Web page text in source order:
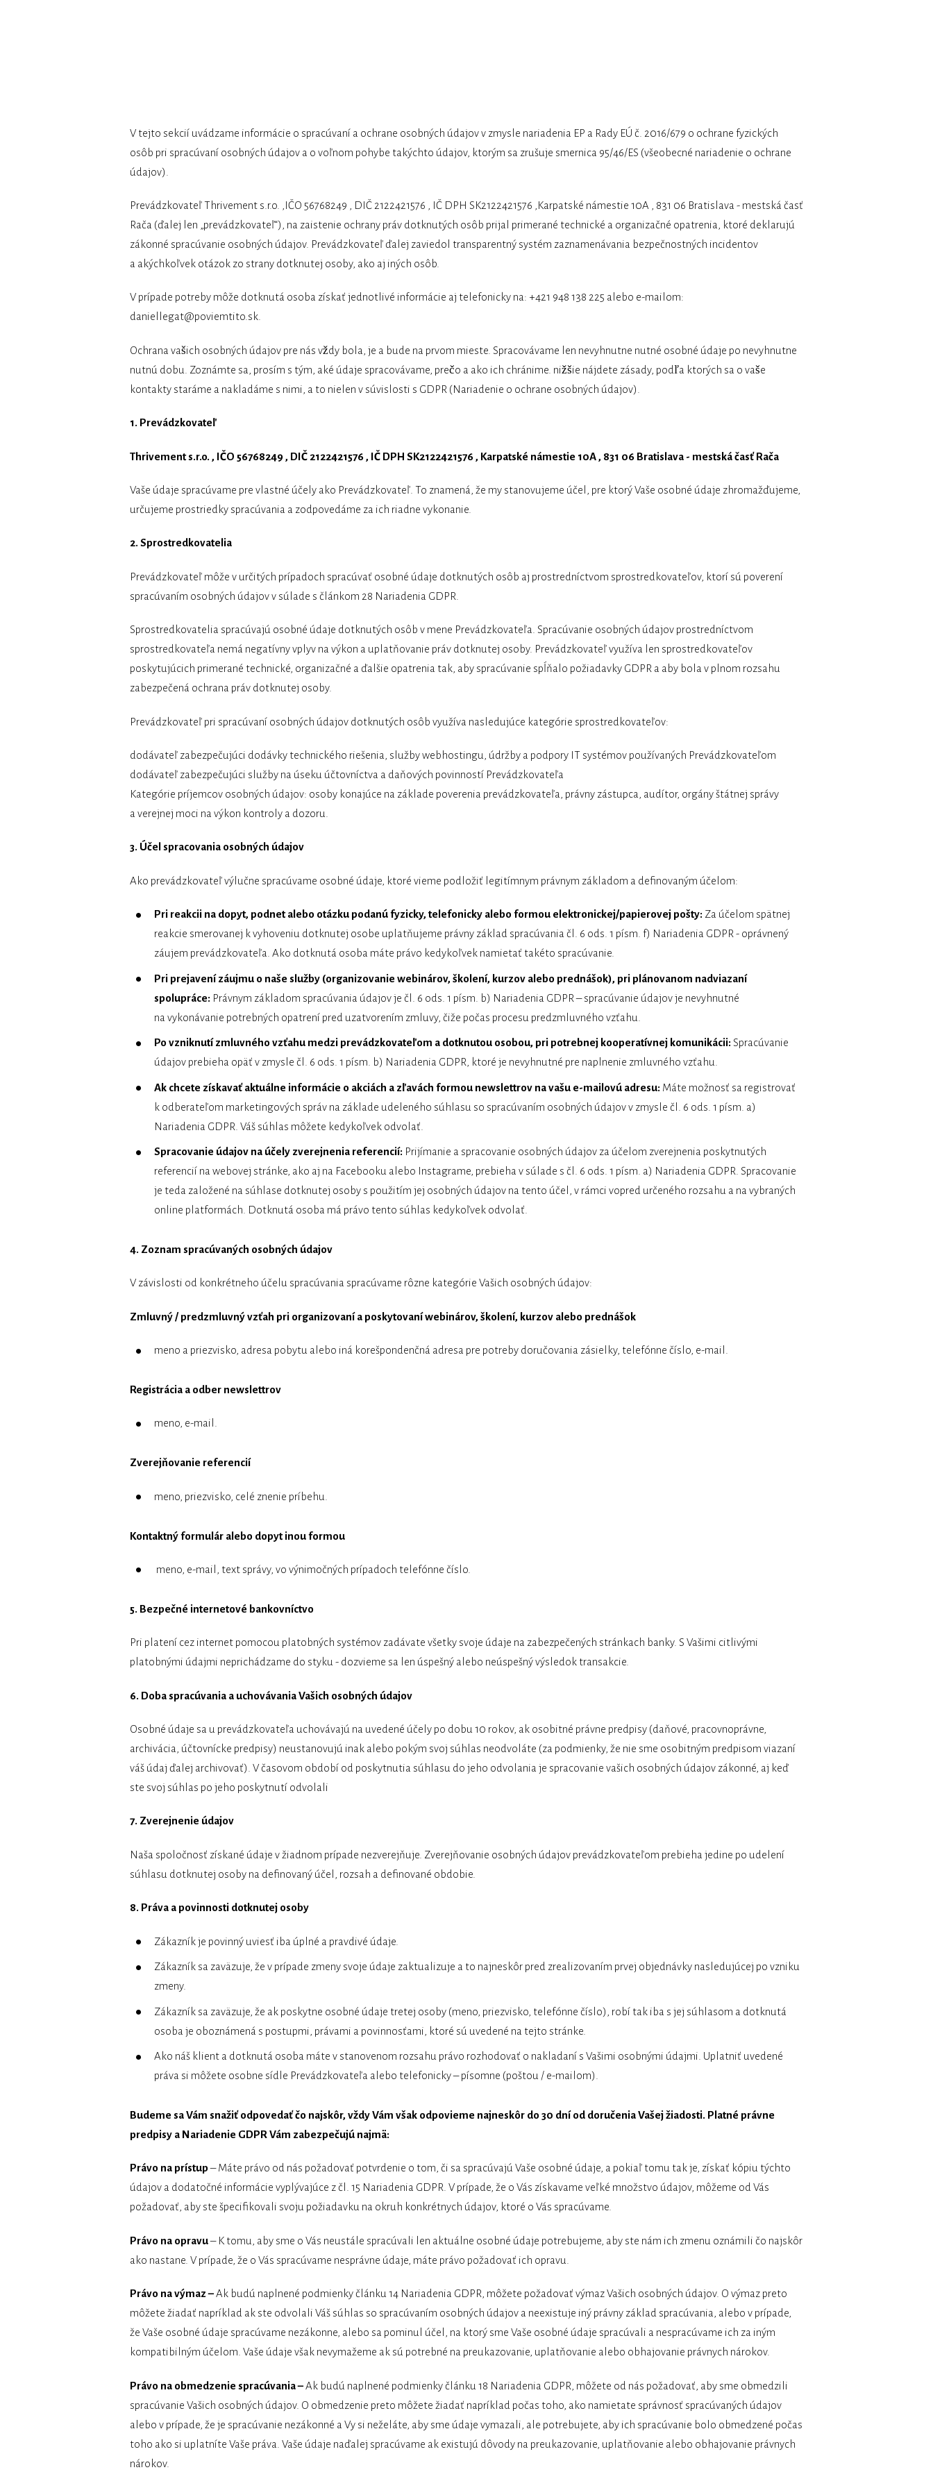
V tejto sekcií uvádzame informácie o spracúvaní a ochrane osobných údajov v zmysle nariadenia EP a Rady EÚ č. 2016/679 o ochrane fyzických
osôb pri spracúvaní osobných údajov a o voľnom pohybe takýchto údajov, ktorým sa zrušuje smernica 95/46/ES (všeobecné nariadenie o ochrane
údajov).
Prevádzkovateľ Thrivement s.r.o. ,IČO 56768249 , DIČ 2122421576 , IČ DPH SK2122421576 ,Karpatské námestie 10A , 831 06 Bratislava - mestská časť
Rača (ďalej len „prevádzkovateľ“), na zaistenie ochrany práv dotknutých osôb prijal primerané technické a organizačné opatrenia, ktoré deklarujú
zákonné spracúvanie osobných údajov. Prevádzkovateľ ďalej zaviedol transparentný systém zaznamenávania bezpečnostných incidentov
a akýchkoľvek otázok zo strany dotknutej osoby, ako aj iných osôb.
V prípade potreby môže dotknutá osoba získať jednotlivé informácie aj telefonicky na: +421 948 138 225 alebo e-mailom:
daniellegat@poviemtito.sk.
Ochrana vašich osobných údajov pre nás vždy bola, je a bude na prvom mieste. Spracovávame len nevyhnutne nutné osobné údaje po nevyhnutne
nutnú dobu. Zoznámte sa, prosím s tým, aké údaje spracovávame, prečo a ako ich chránime. nižšie nájdete zásady, podľa ktorých sa o vaše
kontakty staráme a nakladáme s nimi, a to nielen v súvislosti s GDPR (Nariadenie o ochrane osobných údajov).
1. Prevádzkovateľ
Thrivement s.r.o. , IČO 56768249 , DIČ 2122421576 , IČ DPH SK2122421576 , Karpatské námestie 10A , 831 06 Bratislava - mestská časť Rača
Vaše údaje spracúvame pre vlastné účely ako Prevádzkovateľ. To znamená, že my stanovujeme účel, pre ktorý Vaše osobné údaje zhromažďujeme,
určujeme prostriedky spracúvania a zodpovedáme za ich riadne vykonanie.
2. Sprostredkovatelia
Prevádzkovateľ môže v určitých prípadoch spracúvať osobné údaje dotknutých osôb aj prostredníctvom sprostredkovateľov, ktorí sú poverení
spracúvaním osobných údajov v súlade s článkom 28 Nariadenia GDPR.
Sprostredkovatelia spracúvajú osobné údaje dotknutých osôb v mene Prevádzkovateľa. Spracúvanie osobných údajov prostredníctvom
sprostredkovateľa nemá negatívny vplyv na výkon a uplatňovanie práv dotknutej osoby. Prevádzkovateľ využíva len sprostredkovateľov
poskytujúcich primerané technické, organizačné a ďalšie opatrenia tak, aby spracúvanie spĺňalo požiadavky GDPR a aby bola v plnom rozsahu
zabezpečená ochrana práv dotknutej osoby.
Prevádzkovateľ pri spracúvaní osobných údajov dotknutých osôb využíva nasledujúce kategórie sprostredkovateľov:
dodávateľ zabezpečujúci dodávky technického riešenia, služby webhostingu, údržby a podpory IT systémov používaných Prevádzkovateľom
dodávateľ zabezpečujúci služby na úseku účtovníctva a daňových povinností Prevádzkovateľa
Kategórie príjemcov osobných údajov: osoby konajúce na základe poverenia prevádzkovateľa, právny zástupca, audítor, orgány štátnej správy
a verejnej moci na výkon kontroly a dozoru.
3. Účel spracovania osobných údajov
Ako prevádzkovateľ výlučne spracúvame osobné údaje, ktoré vieme podložiť legitímnym právnym základom a definovaným účelom:
Pri reakcii na dopyt, podnet alebo otázku podanú fyzicky, telefonicky alebo formou elektronickej/papierovej pošty: Za účelom spätnej
reakcie smerovanej k vyhoveniu dotknutej osobe uplatňujeme právny základ spracúvania čl. 6 ods. 1 písm. f) Nariadenia GDPR - oprávnený
záujem prevádzkovateľa. Ako dotknutá osoba máte právo kedykoľvek namietať takéto spracúvanie.
Pri prejavení záujmu o naše služby (organizovanie webinárov, školení, kurzov alebo prednášok), pri plánovanom nadviazaní
spolupráce: Právnym základom spracúvania údajov je čl. 6 ods. 1 písm. b) Nariadenia GDPR – spracúvanie údajov je nevyhnutné
na vykonávanie potrebných opatrení pred uzatvorením zmluvy, čiže počas procesu predzmluvného vzťahu.
Po vzniknutí zmluvného vzťahu medzi prevádzkovateľom a dotknutou osobou, pri potrebnej kooperatívnej komunikácii: Spracúvanie
údajov prebieha opäť v zmysle čl. 6 ods. 1 písm. b) Nariadenia GDPR, ktoré je nevyhnutné pre naplnenie zmluvného vzťahu.
Ak chcete získavať aktuálne informácie o akciách a zľavách formou newslettrov na vašu e-mailovú adresu: Máte možnosť sa registrovať
k odberateľom marketingových správ na základe udeleného súhlasu so spracúvaním osobných údajov v zmysle čl. 6 ods. 1 písm. a)
Nariadenia GDPR. Váš súhlas môžete kedykoľvek odvolať.
Spracovanie údajov na účely zverejnenia referencií: Prijímanie a spracovanie osobných údajov za účelom zverejnenia poskytnutých
referencií na webovej stránke, ako aj na Facebooku alebo Instagrame, prebieha v súlade s čl. 6 ods. 1 písm. a) Nariadenia GDPR. Spracovanie
je teda založené na súhlase dotknutej osoby s použitím jej osobných údajov na tento účel, v rámci vopred určeného rozsahu a na vybraných
online platformách. Dotknutá osoba má právo tento súhlas kedykoľvek odvolať.
4. Zoznam spracúvaných osobných údajov
V závislosti od konkrétneho účelu spracúvania spracúvame rôzne kategórie Vašich osobných údajov:
Zmluvný / predzmluvný vzťah pri organizovaní a poskytovaní webinárov, školení, kurzov alebo prednášok
meno a priezvisko, adresa pobytu alebo iná korešpondenčná adresa pre potreby doručovania zásielky, telefónne číslo, e-mail.
Registrácia a odber newslettrov
meno, e-mail.
Zverejňovanie referencií
meno, priezvisko, celé znenie príbehu.
Kontaktný formulár alebo dopyt inou formou
meno, e-mail, text správy, vo výnimočných prípadoch telefónne číslo.
5. Bezpečné internetové bankovníctvo
Pri platení cez internet pomocou platobných systémov zadávate všetky svoje údaje na zabezpečených stránkach banky. S Vašimi citlivými
platobnými údajmi neprichádzame do styku - dozvieme sa len úspešný alebo neúspešný výsledok transakcie.
6. Doba spracúvania a uchovávania Vašich osobných údajov
Osobné údaje sa u prevádzkovateľa uchovávajú na uvedené účely po dobu 10 rokov, ak osobitné právne predpisy (daňové, pracovnoprávne,
archivácia, účtovnícke predpisy) neustanovujú inak alebo pokým svoj súhlas neodvoláte (za podmienky, že nie sme osobitným predpisom viazaní
váš údaj ďalej archivovať). V časovom období od poskytnutia súhlasu do jeho odvolania je spracovanie vašich osobných údajov zákonné, aj keď
ste svoj súhlas po jeho poskytnutí odvolali
7. Zverejnenie údajov
Naša spoločnosť získané údaje v žiadnom prípade nezverejňuje. Zverejňovanie osobných údajov prevádzkovateľom prebieha jedine po udelení
súhlasu dotknutej osoby na definovaný účel, rozsah a definované obdobie.
8. Práva a povinnosti dotknutej osoby
Zákazník je povinný uviesť iba úplné a pravdivé údaje.
Zákazník sa zaväzuje, že v prípade zmeny svoje údaje zaktualizuje a to najneskôr pred zrealizovaním prvej objednávky nasledujúcej po vzniku
zmeny.
Zákazník sa zaväzuje, že ak poskytne osobné údaje tretej osoby (meno, priezvisko, telefónne číslo), robí tak iba s jej súhlasom a dotknutá
osoba je oboznámená s postupmi, právami a povinnosťami, ktoré sú uvedené na tejto stránke.
Ako náš klient a dotknutá osoba máte v stanovenom rozsahu právo rozhodovať o nakladaní s Vašimi osobnými údajmi. Uplatniť uvedené
práva si môžete osobne sídle Prevádzkovateľa alebo telefonicky – písomne (poštou / e-mailom).
Budeme sa Vám snažiť odpovedať čo najskôr, vždy Vám však odpovieme najneskôr do 30 dní od doručenia Vašej žiadosti. Platné právne
predpisy a Nariadenie GDPR Vám zabezpečujú najmä:
Právo na prístup– Máte právo od nás požadovať potvrdenie o tom, či sa spracúvajú Vaše osobné údaje, a pokiaľ tomu tak je, získať kópiu týchto
údajov a dodatočné informácie vyplývajúce z čl. 15 Nariadenia GDPR. V prípade, že o Vás získavame veľké množstvo údajov, môžeme od Vás
požadovať, aby ste špecifikovali svoju požiadavku na okruh konkrétnych údajov, ktoré o Vás spracúvame.
Právo na opravu– K tomu, aby sme o Vás neustále spracúvali len aktuálne osobné údaje potrebujeme, aby ste nám ich zmenu oznámili čo najskôr
ako nastane. V prípade, že o Vás spracúvame nesprávne údaje, máte právo požadovať ich opravu.
Právo na výmaz –Ak budú naplnené podmienky článku 14 Nariadenia GDPR, môžete požadovať výmaz Vašich osobných údajov. O výmaz preto
môžete žiadať napríklad ak ste odvolali Váš súhlas so spracúvaním osobných údajov a neexistuje iný právny základ spracúvania, alebo v prípade,
že Vaše osobné údaje spracúvame nezákonne, alebo sa pominul účel, na ktorý sme Vaše osobné údaje spracúvali a nespracúvame ich za iným
kompatibilným účelom. Vaše údaje však nevymažeme ak sú potrebné na preukazovanie, uplatňovanie alebo obhajovanie právnych nárokov.
Právo na obmedzenie spracúvania –Ak budú naplnené podmienky článku 18 Nariadenia GDPR, môžete od nás požadovať, aby sme obmedzili
spracúvanie Vašich osobných údajov. O obmedzenie preto môžete žiadať napríklad počas toho, ako namietate správnosť spracúvaných údajov
alebo v prípade, že je spracúvanie nezákonné a Vy si neželáte, aby sme údaje vymazali, ale potrebujete, aby ich spracúvanie bolo obmedzené počas
toho ako si uplatníte Vaše práva. Vaše údaje naďalej spracúvame ak existujú dôvody na preukazovanie, uplatňovanie alebo obhajovanie právnych
nárokov.